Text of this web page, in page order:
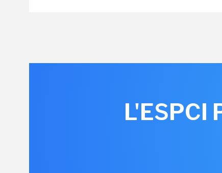
L'ESPCI